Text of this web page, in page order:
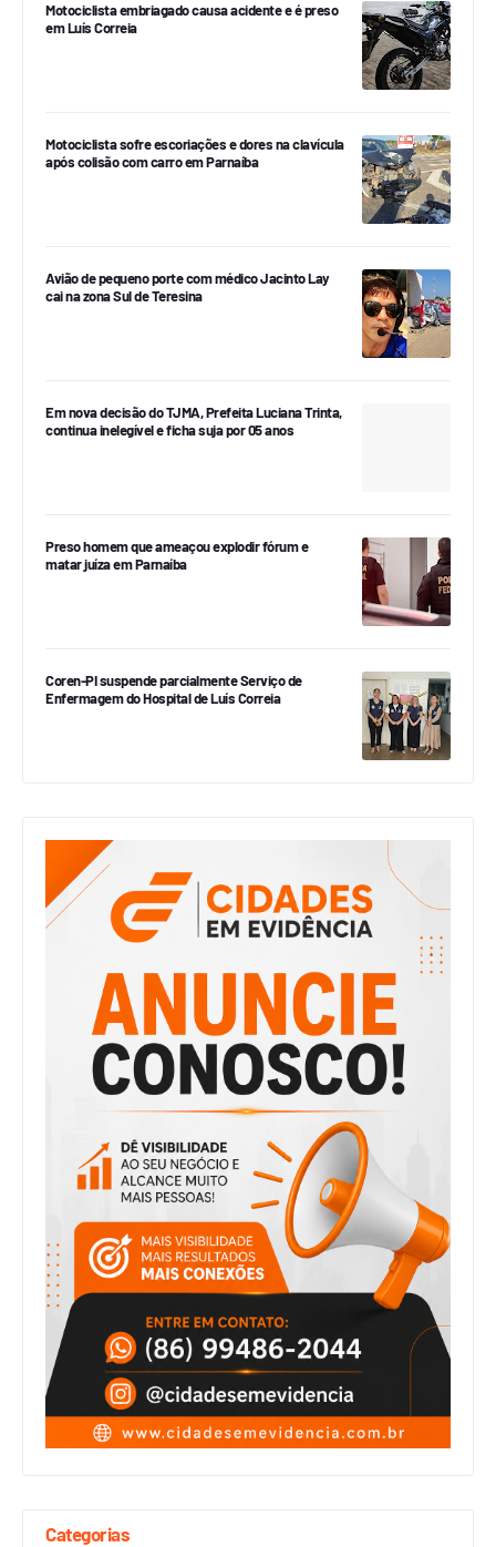
Motociclista embriagado causa acidente e é preso
em Luís Correia
Motociclista sofre escoriações e dores na clavícula
após colisão com carro em Parnaíba
Avião de pequeno porte com médico Jacinto Lay
cai na zona Sul de Teresina
Em nova decisão do TJMA, Prefeita Luciana Trinta,
continua inelegível e ficha suja por 05 anos
Preso homem que ameaçou explodir fórum e
matar juíza em Parnaíba
Coren-PI suspende parcialmente Serviço de
Enfermagem do Hospital de Luís Correia
Categorias